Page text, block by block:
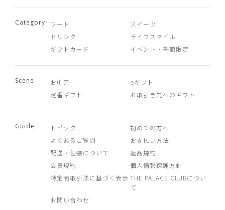
Category フード
スイーツ
ドリンク
ライフスタイル
ギフトカード
イベント・季節限定
Scene お中元
eギフト
定番ギフト
お取引き先へのギフト
Guide トピック
初めての方へ
よくあるご質問
お支払い方法
配送・包装について
返品規約
会員規約
個人情報保護方針
特定商取引法に基づく表示 THE PALACE CLUBについ
て
お問い合わせ